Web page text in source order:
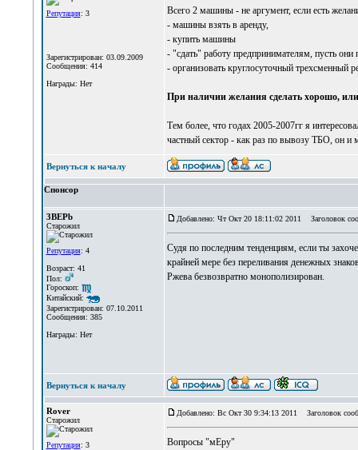
Репутация: 3
Зарегистрирован: 03.09.2009
Сообщения: 414
Награды: Нет
Всего 2 машины - не аргумент, если есть
- машины взять в аренду,
- купить машины
- "сдать" работу предпринимателям, пусть
- организовать круглосуточный трехсменный
При наличии желания сделать хорошо, или
Тем более, что годах 2005-2007гг я
частный сектор - как раз по вывозу ТБО, он
Вернуться к началу
Спонсор
3BEPb
Старожил
Репутация: 4
Возраст: 41
Пол:
Гороскоп:
Китайский:
Зарегистрирован: 07.10.2011
Сообщения: 385
Награды: Нет
Добавлено: Чт Окт 20 18:11:02 2011 Заголовок
Судя по последним тенденциям, если ты
крайней мере без переливания денежных
Ржева безвозвратно монополизирован.
Вернуться к началу
Rover
Старожил
Репутация: 3
Добавлено: Вс Окт 30 9:34:13 2011 Заголовок
Вопросы "мЕру"